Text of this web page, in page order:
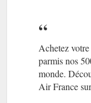
Achetez
parmis nos
monde.
Air France